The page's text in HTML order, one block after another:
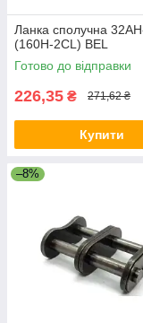
Ланка сполучна
(160H-2CL) BEL
Готово до відправки
226,35 ₴ 271,62 ₴
Купити
–8%